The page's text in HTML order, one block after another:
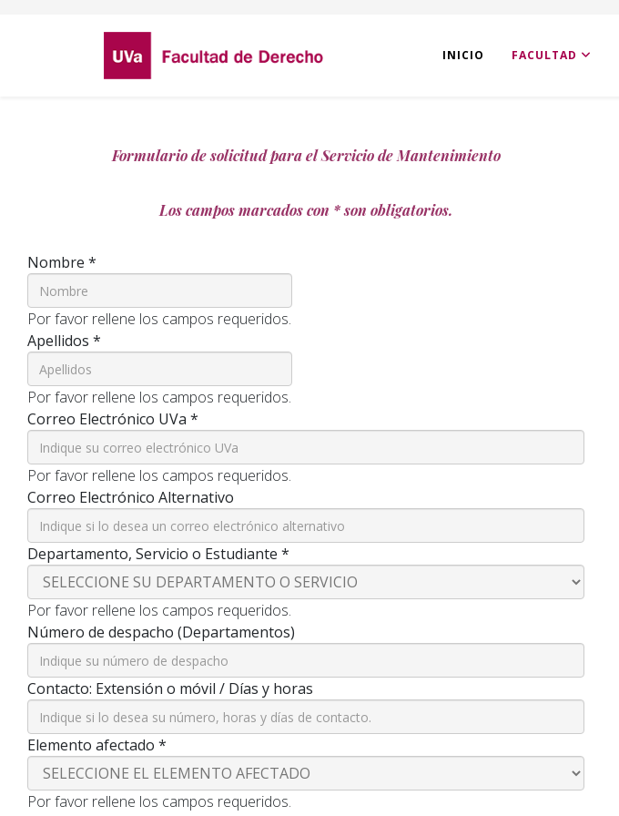
INICIO FACULTAD
Formulario de solicitud para el Servicio de Mantenimiento
Los campos marcados con * son obligatorios.
Nombre *
Por favor rellene los campos requeridos.
Apellidos *
Por favor rellene los campos requeridos.
Correo Electrónico UVa *
Por favor rellene los campos requeridos.
Correo Electrónico Alternativo
Departamento, Servicio o Estudiante *
Por favor rellene los campos requeridos.
Número de despacho (Departamentos)
Contacto: Extensión o móvil / Días y horas
Elemento afectado *
Por favor rellene los campos requeridos.